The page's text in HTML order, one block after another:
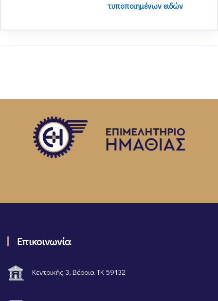
τυποποιημένων ειδών
Επικοινωνία
Κεντρικής 3, Βέροια ΤΚ 59132